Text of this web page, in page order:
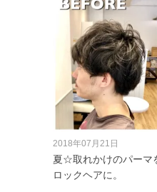
2018年07月21日
夏☆取れかけのパーマ
ロックヘアに。